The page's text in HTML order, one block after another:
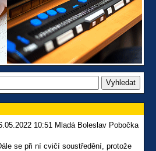
10:51 Mladá Boleslav Pobočka
se při ní cvičí soustředění, protože